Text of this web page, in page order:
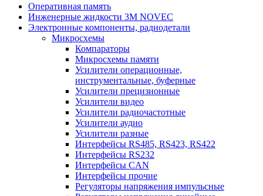
Оперативная память
Инженерные жидкости 3M NOVEC
Электронные компоненты, радиодетали
Микросхемы
Компараторы
Микросхемы памяти
Усилители операционные,
инструментальные, буферные
Усилители прецизионные
Усилители видео
Усилители радиочастотные
Усилители аудио
Усилители разные
Интерфейсы RS485, RS423, RS422
Интерфейсы RS232
Интерфейсы CAN
Интерфейсы прочие
Регуляторы напряжения импульсные